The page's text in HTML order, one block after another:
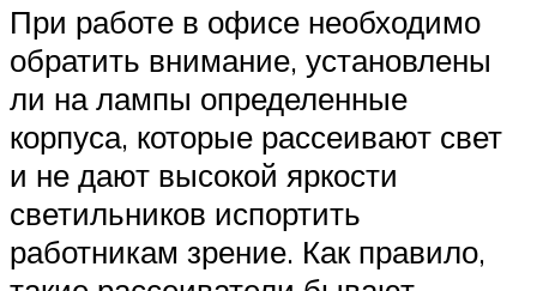
При работе в офисе необходимо
обратить внимание, установлены
ли на лампы определенные
корпуса, которые рассеивают свет
и не дают высокой яркости
светильников испортить
работникам зрение. Как правило,